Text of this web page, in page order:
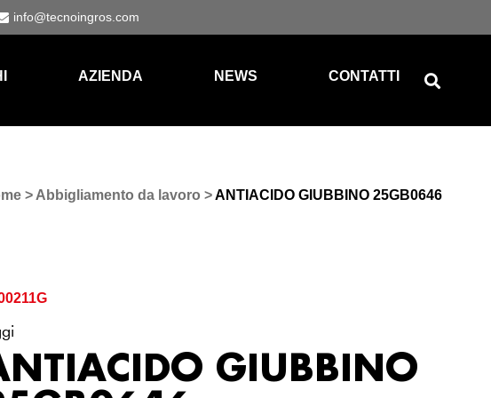
info@tecnoingros.com
AZIENDA NEWS CONTATTI
> Abbigliamento da lavoro >ANTIACIDO GIUBBINO 25GB0646
GIUBBINO